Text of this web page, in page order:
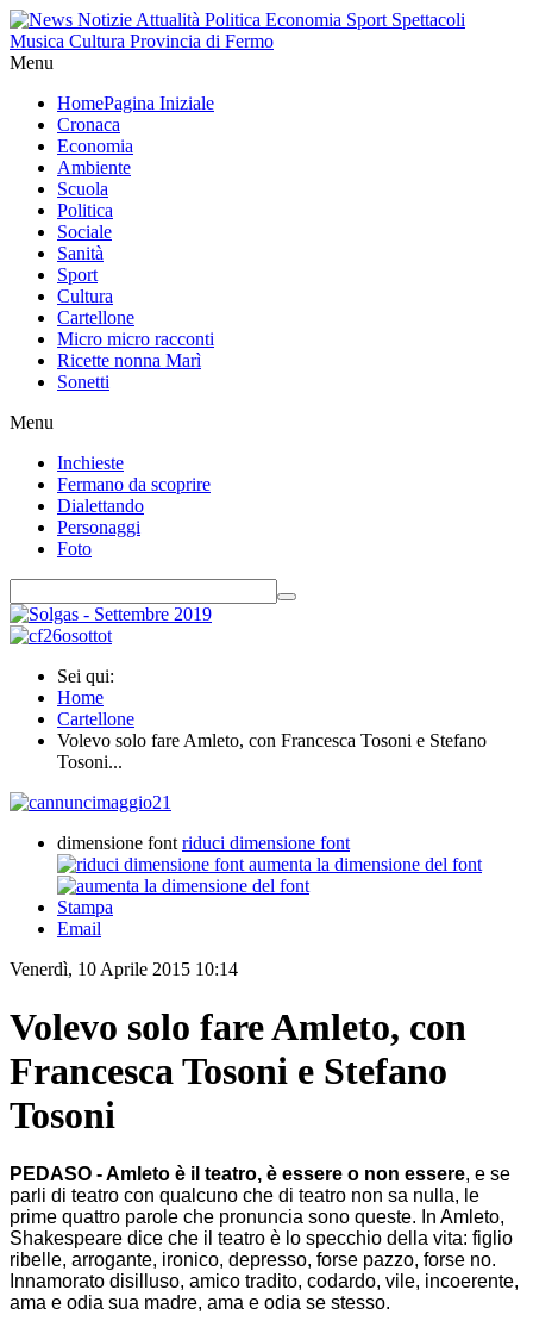
Menu
HomePagina Iniziale
Cronaca
Economia
Ambiente
Scuola
Politica
Sociale
Sanità
Sport
Cultura
Cartellone
Micro micro racconti
Ricette nonna Marì
Sonetti
Menu
Inchieste
Fermano da scoprire
Dialettando
Personaggi
Foto
Sei qui:
Home
Cartellone
Volevo solo fare Amleto, con Francesca Tosoni e Stefano
Tosoni...
dimensione font riduci dimensione font
aumenta la dimensione del font
Stampa
Email
Venerdì, 10 Aprile 2015 10:14
Volevo solo fare Amleto, con
Francesca Tosoni e Stefano
Tosoni
PEDASO - Amleto è il teatro, è essere o non essere, e se
parli di teatro con qualcuno che di teatro non sa nulla, le
prime quattro parole che pronuncia sono queste. In Amleto,
Shakespeare dice che il teatro è lo specchio della vita: figlio
ribelle, arrogante, ironico, depresso, forse pazzo, forse no.
Innamorato disilluso, amico tradito, codardo, vile, incoerente,
ama e odia sua madre, ama e odia se stesso.